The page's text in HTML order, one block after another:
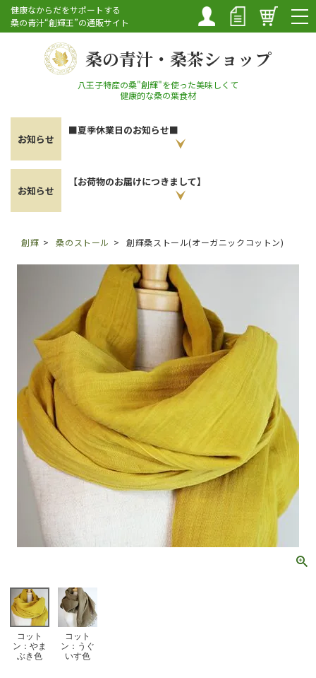
健康なからだをサポートする
桑の青汁“創輝王”の通販サイト
マイペ
ージ
新規会
員登録
カート
桑の青汁・桑茶ショップ
八王子特産の桑"創輝"を使った美味しくて
健康的な桑の葉食材
TOP
創輝の魅力
商品一覧 (購入)
よくある質問
お問い合わせ
特定商取引法に基づく表記
プライバシーポリシー
0120-997-601
電話受付：平日9:00～12:00・13:00～17:00
土日祝日：FAX・インターネットのみ対応
お知らせ
■夏季休業日のお知らせ■
お知らせ
【お荷物のお届けにつきまして】
ヤマト運輸ホームページ
創輝 桑のストール 創輝桑ストール(オーガニックコットン)
コット
ン：やま
ぶき色
コット
ン：うぐ
いす色